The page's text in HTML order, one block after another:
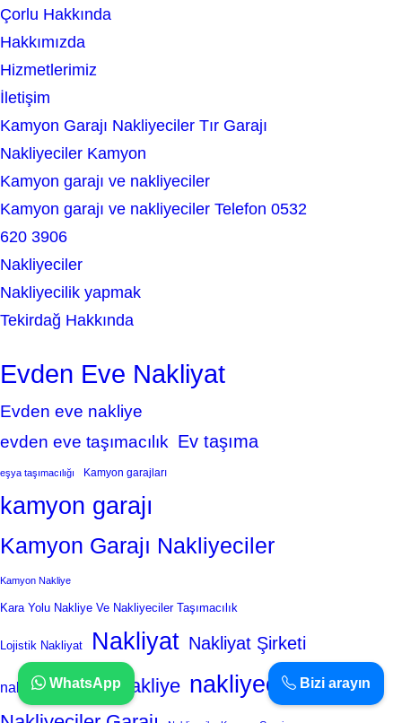
c
h
Çorlu Hakkında
Hakkımızda
Hizmetlerimiz
İletişim
Kamyon Garajı Nakliyeciler Tır Garajı
Nakliyeciler Kamyon
Kamyon garajı ve nakliyeciler
Kamyon garajı ve nakliyeciler Telefon 0532
620 3906
Nakliyeciler
Nakliyecilik yapmak
Tekirdağ Hakkında
Evden Eve Nakliyat
Evden eve nakliye
evden eve taşımacılık Ev taşıma
eşya taşımacılığı Kamyon garajları
kamyon garajı
Kamyon Garajı Nakliyeciler
Kamyon Nakliye
Kara Yolu Nakliye Ve Nakliyeciler Taşımacılık
Lojistik Nakliyat Nakliyat Nakliyat Şirketi
nakliyat şirketleri Nakliye nakliyecilerBizi arayın
WhatsApp